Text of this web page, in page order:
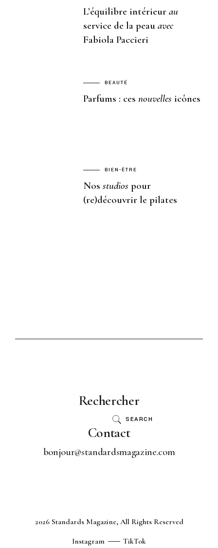
L’équilibre intérieurau
service de la peauavec
Fabiola Paccieri
BEAUTÉ
Parfums : cesnouvelles icônes
BIEN-ÊTRE
Nosstudios pour
(re)découvrir le pilates
Rechercher
SEARCH
Contact
bonjour@standardsmagazine.com
2026 Standards Magazine, All Rights Reserved
Instagram
TikTok